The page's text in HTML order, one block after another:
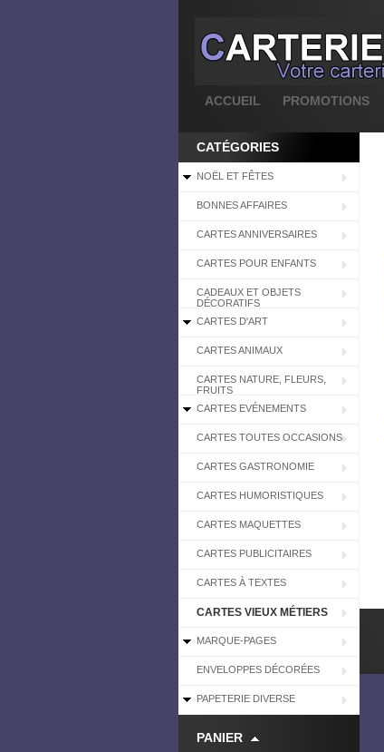
ACCUEIL PROMOTIONS
CATÉGORIES
NOËL ET FÊTES
BONNES AFFAIRES
CARTES ANNIVERSAIRES
CARTES POUR ENFANTS
CADEAUX ET OBJETS
DÉCORATIFS
CARTES D'ART
CARTES ANIMAUX
CARTES NATURE, FLEURS,
FRUITS
CARTES EVÉNEMENTS
CARTES TOUTES OCCASIONS
CARTES GASTRONOMIE
CARTES HUMORISTIQUES
CARTES MAQUETTES
CARTES PUBLICITAIRES
CARTES À TEXTES
CARTES VIEUX MÉTIERS
MARQUE-PAGES
ENVELOPPES DÉCORÉES
PAPETERIE DIVERSE
PANIER